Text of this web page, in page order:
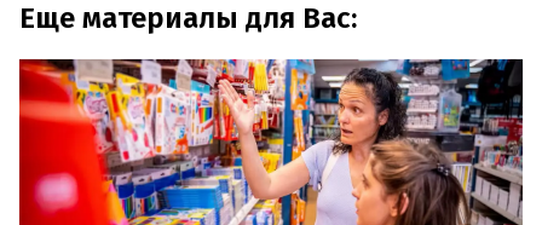
Еще материалы для Вас: